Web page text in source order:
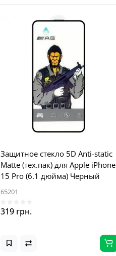
Защитное стекло 5D Anti-static
Matte (тех.пак) для Apple iPhone
15 Pro (6.1 дюйма) Черный
65201
319 грн.